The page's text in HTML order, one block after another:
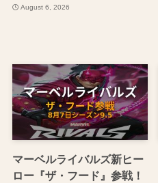
August 6, 2026
マーベルライバルズ新ヒー
ロー『ザ・フード』参戦！